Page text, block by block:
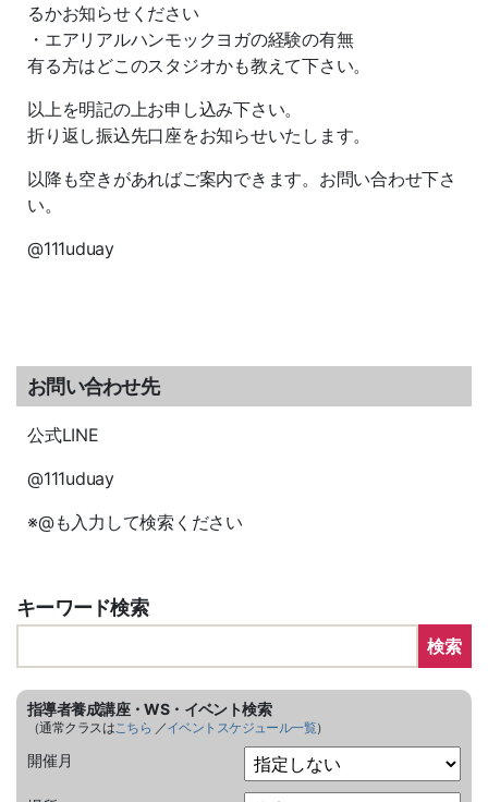
るかお知らせください
・エアリアルハンモックヨガの経験の有無
有る方はどこのスタジオかも教えて下さい。
以上を明記の上お申し込み下さい。
折り返し振込先口座をお知らせいたします。
以降も空きがあればご案内できます。お問い合わせ下さ
い。
@111uduay
お問い合わせ先
公式LINE
@111uduay
※@も入力して検索ください
キーワード検索
検索
指導者養成講座・WS・イベント検索
（通常クラスはこちら ／イベントスケジュール一覧）
開催月